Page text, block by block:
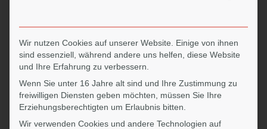
Dein Talent fehlt uns noch!
Hier findest du unsere aktuellen Stellenangebote.
Doch vielleicht fehlt uns genau dein Talent und wir
wissen es noch gar nicht!
Wir nutzen Cookies auf unserer Website. Einige von ihnen
sind essenziell, während andere uns helfen, diese Website
und Ihre Erfahrung zu verbessern.
Wenn Sie unter 16 Jahre alt sind und Ihre Zustimmung zu
freiwilligen Diensten geben möchten, müssen Sie Ihre
Erziehungsberechtigten um Erlaubnis bitten.
Wir verwenden Cookies und andere Technologien auf